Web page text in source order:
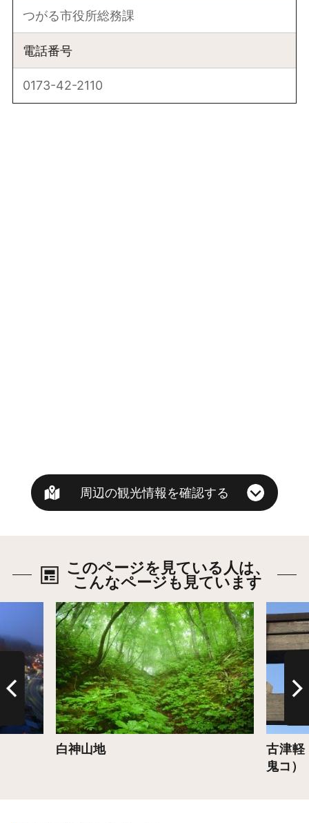
つがる市役所総務課
電話番号
0173-42-2110
周辺の観光情報を確認する
このページを見ている人は、
こんなページも見ています
白神山地
詳細はこちら
古津軽
鬼コ）
詳細